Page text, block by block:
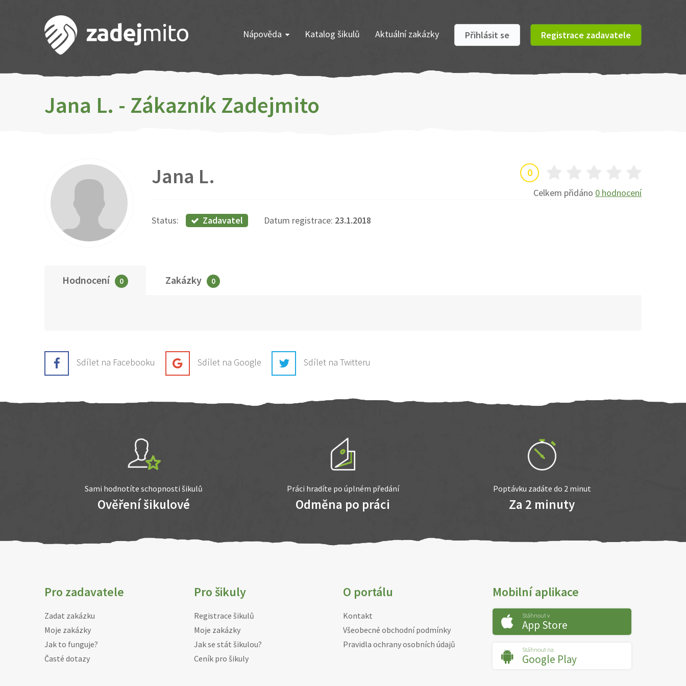
Nápověda Katalog šikulů Aktuální zakázky Přihlásit se Registrace zadavatele
Jana L. - Zákazník Zadejmito
0
Celkem přidáno 0 hodnocení
Jana L.
Status: Zadavatel Datum registrace: 23.1.2018
Hodnocení 0 Zakázky 0
Sdílet na Facebooku Sdílet na Google Sdílet na Twitteru
Sami hodnotíte schopnosti šikulů
Ověření šikulové
Práci hradíte po úplném předání
Odměna po práci
Poptávku zadáte do 2 minut
Za 2 minuty
Pro zadavatele
Zadat zakázku
Moje zakázky
Jak to funguje?
Časté dotazy
Pro šikuly
Registrace šikulů
Moje zakázky
Jak se stát šikulou?
Ceník pro šikuly
O portálu
Kontakt
Všeobecné obchodní podmínky
Pravidla ochrany osobních údajů
Mobilní aplikace
Stáhnout v
App Store
Stáhnout na
Google Play